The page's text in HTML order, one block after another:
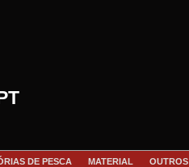
DE PESCA MATERIAL OUTROS